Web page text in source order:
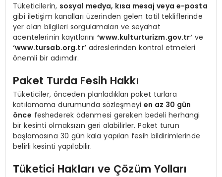
Tüketicilerin, sosyal medya, kısa mesaj veya e-posta
gibi iletişim kanalları üzerinden gelen tatil tekliflerinde
yer alan bilgileri sorgulamaları ve seyahat
acentelerinin kayıtlarını‘www.kulturturizm.gov.tr’ve
‘www.tursab.org.tr’adreslerinden kontrol etmeleri
önemli bir adımdır.
Paket Turda Fesih Hakkı
Tüketiciler, önceden planladıkları paket turlara
katılamama durumunda sözleşmeyi en az 30 gün
önce feshederek ödenmesi gereken bedeli herhangi
bir kesinti olmaksızın geri alabilirler. Paket turun
başlamasına 30 gün kala yapılan fesih bildirimlerinde
belirli kesinti yapılabilir.
Tüketici Hakları ve Çözüm Yolları